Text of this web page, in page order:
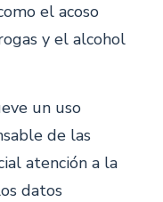
el acoso
y el alcohol
un uso
de las
atención a la
datos